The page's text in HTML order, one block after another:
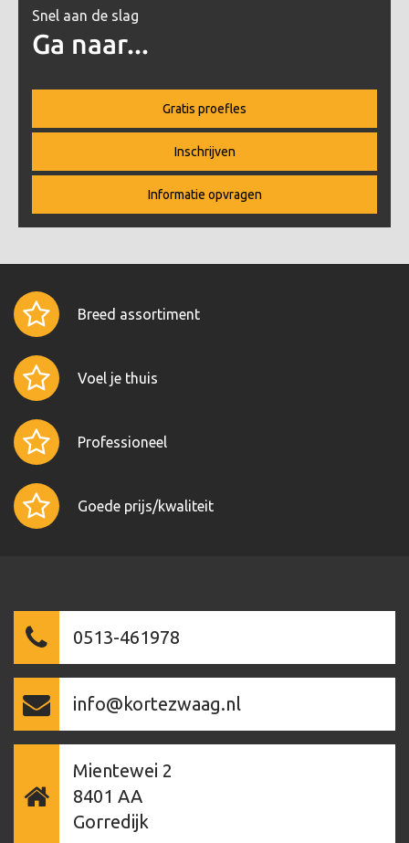
Snel aan de slag
Ga naar...
Gratis proefles
Inschrijven
Informatie opvragen
Breed assortiment
Voel je thuis
Professioneel
Goede prijs/kwaliteit
0513-461978
info@kortezwaag.nl
Mientewei 2
8401 AA
Gorredijk